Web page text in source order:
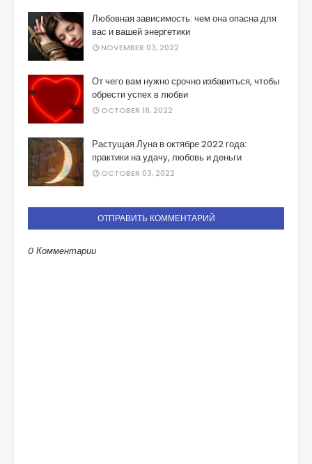
Любовная зависимость: чем она опасна для
вас и вашей энергетики
NOVEMBER 03, 2022
От чего вам нужно срочно избавиться, чтобы
обрести успех в любви
OCTOBER 18, 2022
Растущая Луна в октябре 2022 года:
практики на удачу, любовь и деньги
OCTOBER 03, 2022
ОТПРАВИТЬ КОММЕНТАРИЙ
0 Комментарии